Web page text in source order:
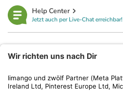
Help Center
Jetzt auch per Live-Chat erreichbar!